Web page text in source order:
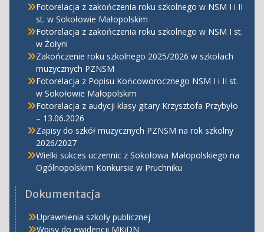
Fotorelacja z zakończenia roku szkolnego w NSM I i II
st. w Sokołowie Małopolskim
Fotorelacja z zakończenia roku szkolnego w NSM I st.
w Żołyni
Zakończenie roku szkolnego 2025/2026 w szkołach
muzycznych PZNSM
Fotorelacja z Popisu Końcoworocznego NSM I i II st.
w Sokołowie Małopolskim
Fotorelacja z audycji klasy gitary Krzysztofa Przybyło
– 13.06.2026
Zapisy do szkół muzycznych PZNSM na rok szkolny
2026/2027
Wielki sukces uczennic z Sokołowa Małopolskiego na
Ogólnopolskim Konkursie w Pruchniku
Dokumentacja
Uprawnienia szkoły publicznej
Wpisy do ewidencji MKiDN